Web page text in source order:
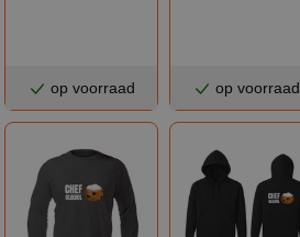
op voorraad op voorraad